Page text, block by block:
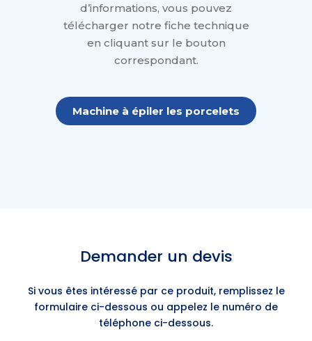
d’informations, vous pouvez
télécharger notre fiche technique
en cliquant sur le bouton
correspondant.
Machine à épiler les porcelets
Demander un devis
Si vous êtes intéressé par ce produit, remplissez le
formulaire ci-dessous ou appelez le numéro de
téléphone ci-dessous.